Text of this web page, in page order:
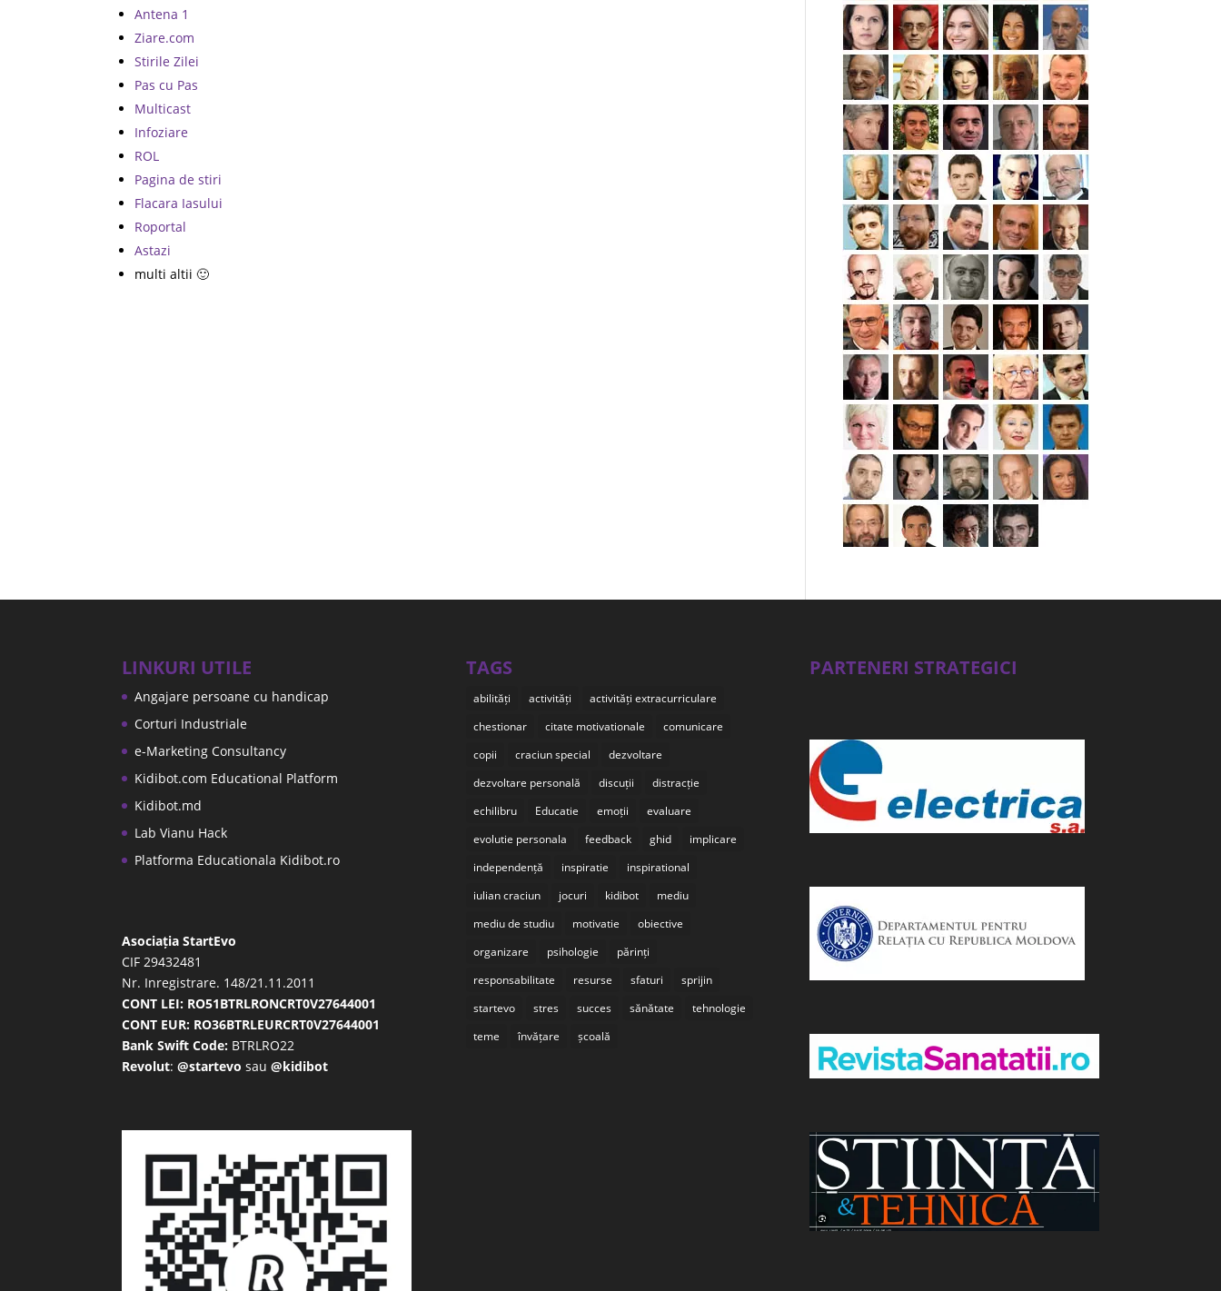
Antena 1
Ziare.com
Stirile Zilei
Pas cu Pas
Multicast
Infoziare
ROL
Pagina de stiri
Flacara Iasului
Roportal
Astazi
multi altii 🙂
LINKURI UTILE
Angajare persoane cu handicap
Corturi Industriale
e-Marketing Consultancy
Kidibot.com Educational Platform
Kidibot.md
Lab Vianu Hack
Platforma Educationala Kidibot.ro
Asociația StartEvo
CIF 29432481
Nr. Inregistrare. 148/21.11.2011
CONT LEI: RO51BTRLRONCRT0V27644001
CONT EUR: RO36BTRLEURCRT0V27644001
Bank Swift Code: BTRLRO22
Revolut:@startevo sau@kidibot
TAGS
abilități activități
activități extracurriculare
chestionar
citate motivationale
comunicare
copii
craciun special
dezvoltare
dezvoltare personală
discuții
distracție
echilibru
Educatie emoții
evaluare
evolutie personala
feedback ghid
implicare
independență
inspiratie
inspirational
iulian craciun
jocuri kidibot
mediu
mediu de studiu
motivatie
obiective
organizare
psihologie
părinți
responsabilitate
resurse sfaturi
sprijin
startevo
stres succes sănătate
tehnologie
teme
învățare școală
PARTENERI STRATEGICI